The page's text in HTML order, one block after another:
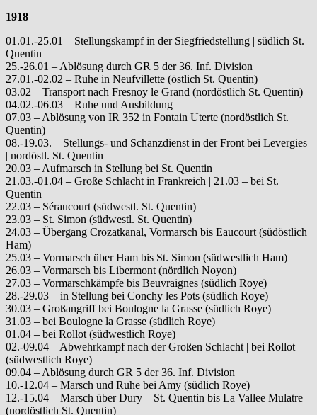
1918
01.01.-25.01 – Stellungskampf in der Siegfriedstellung | südlich St.
Quentin
25.-26.01 – Ablösung durch GR 5 der 36. Inf. Division
27.01.-02.02 – Ruhe in Neufvillette (östlich St. Quentin)
03.02 – Transport nach Fresnoy le Grand (nordöstlich St. Quentin)
04.02.-06.03 – Ruhe und Ausbildung
07.03 – Ablösung von IR 352 in Fontain Uterte (nordöstlich St.
Quentin)
08.-19.03. – Stellungs- und Schanzdienst in der Front bei Levergies
| nordöstl. St. Quentin
20.03 – Aufmarsch in Stellung bei St. Quentin
21.03.-01.04 – Große Schlacht in Frankreich | 21.03 – bei St.
Quentin
22.03 – Séraucourt (südwestl. St. Quentin)
23.03 – St. Simon (südwestl. St. Quentin)
24.03 – Übergang Crozatkanal, Vormarsch bis Eaucourt (südöstlich
Ham)
25.03 – Vormarsch über Ham bis St. Simon (südwestlich Ham)
26.03 – Vormarsch bis Libermont (nördlich Noyon)
27.03 – Vormarschkämpfe bis Beuvraignes (südlich Roye)
28.-29.03 – in Stellung bei Conchy les Pots (südlich Roye)
30.03 – Großangriff bei Boulogne la Grasse (südlich Roye)
31.03 – bei Boulogne la Grasse (südlich Roye)
01.04 – bei Rollot (südwestlich Roye)
02.-09.04 – Abwehrkampf nach der Großen Schlacht | bei Rollot
(südwestlich Roye)
09.04 – Ablösung durch GR 5 der 36. Inf. Division
10.-12.04 – Marsch und Ruhe bei Amy (südlich Roye)
12.-15.04 – Marsch über Dury – St. Quentin bis La Vallee Mulatre
(nordöstlich St. Quentin)